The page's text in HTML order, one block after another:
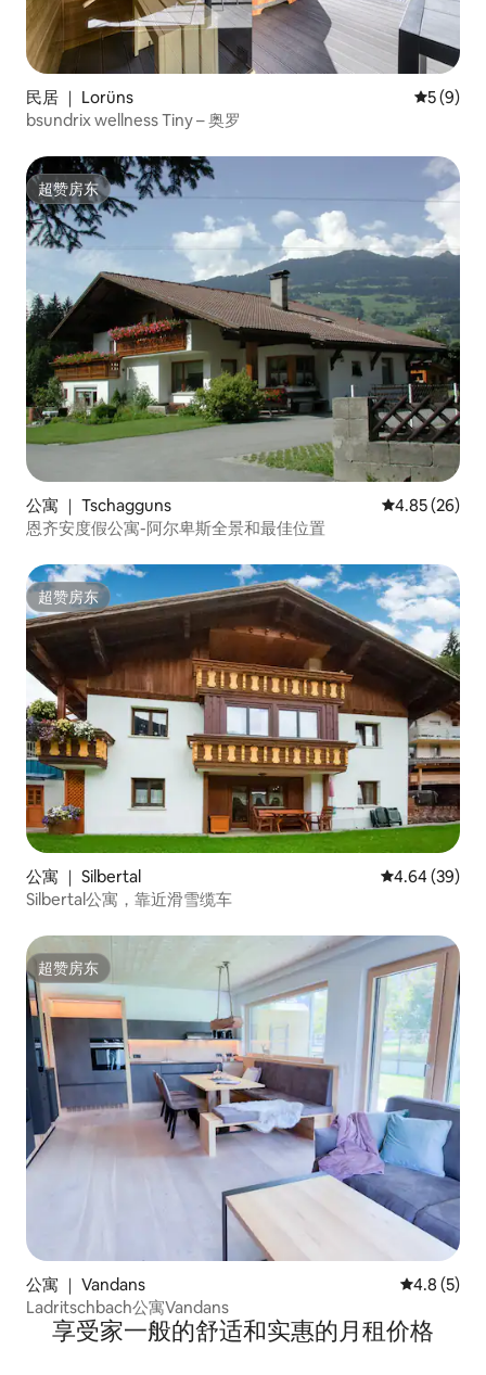
民居 ｜ Lorüns 平均评分
5 (9)
bsundrix wellness Tiny – 奥罗
超赞房东
超赞房东
公寓 ｜ Tschagguns 平均评分
4.85 (26)
恩齐安度假公寓-阿尔卑斯全景和最佳位置
超赞房东
超赞房东
公寓 ｜ Silbertal 平均评分 4.64
4.64 (39)
Silbertal公寓，靠近滑雪缆车
超赞房东
超赞房东
公寓 ｜ Vandans 平均评分
4.8 (5)
Ladritschbach公寓Vandans
享受家一般的舒适和实惠的月租价格